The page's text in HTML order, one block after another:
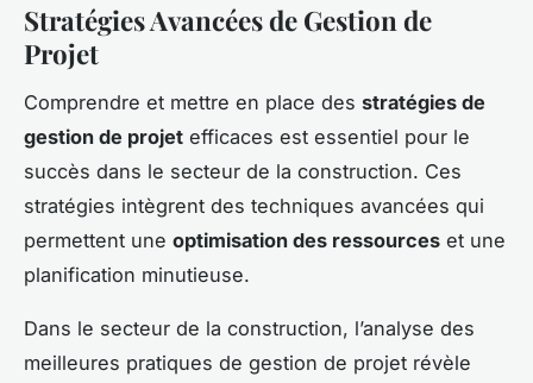
Stratégies Avancées de Gestion de
Projet
Comprendre et mettre en place des stratégies de
gestion de projet efficaces est essentiel pour le
succès dans le secteur de la construction. Ces
stratégies intègrent des techniques avancées qui
permettent une optimisation des ressources et une
planification minutieuse.
Dans le secteur de la construction, l’analyse des
meilleures pratiques de gestion de projet révèle